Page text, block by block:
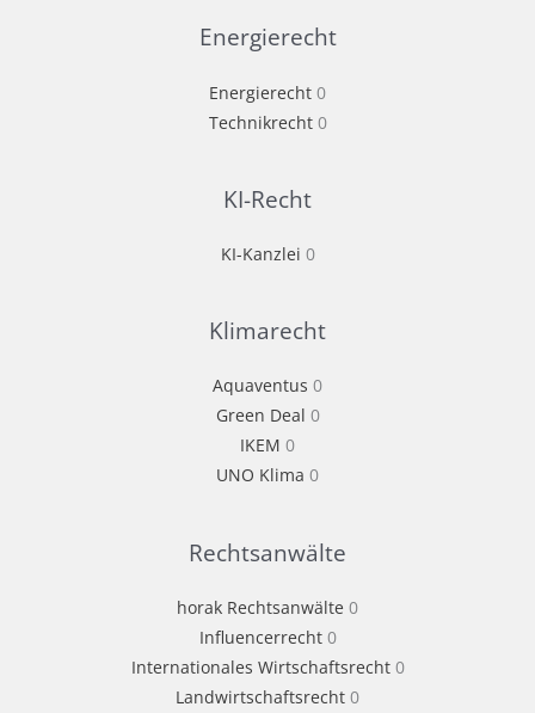
Energierecht
Energierecht 0
Technikrecht0
KI-Recht
KI-Kanzlei 0
Klimarecht
Aquaventus 0
Green Deal 0
IKEM 0
UNO Klima 0
Rechtsanwälte
horak Rechtsanwälte 0
Influencerrecht0
Internationales Wirtschaftsrecht0
Landwirtschaftsrecht 0